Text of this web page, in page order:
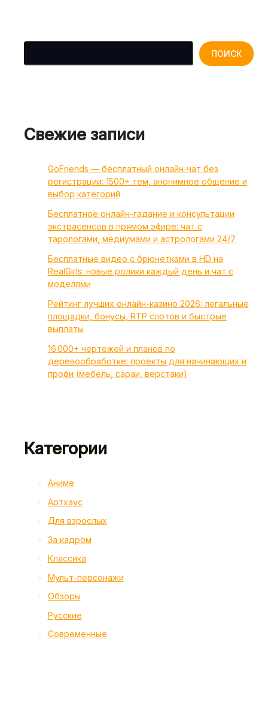
ПОИСК
Свежие записи
GoFriends — бесплатный онлайн‑чат без
регистрации: 1500+ тем, анонимное общение и
выбор категорий
Бесплатное онлайн-гадание и консультации
экстрасенсов в прямом эфире: чат с
тарологами, медиумами и астрологами 24/7
Бесплатные видео с брюнетками в HD на
RealGirls: новые ролики каждый день и чат с
моделями
Рейтинг лучших онлайн-казино 2026: легальные
площадки, бонусы, RTP слотов и быстрые
выплаты
16 000+ чертежей и планов по
деревообработке: проекты для начинающих и
профи (мебель, сараи, верстаки)
Категории
Аниме
Артхаус
Для взрослых
За кадром
Классика
Мульт-персонажи
Обзоры
Русские
Современные